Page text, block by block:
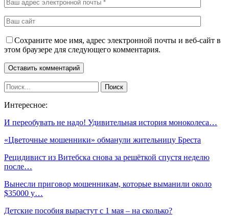
Сохраните мое имя, адрес электронной почты и веб-сайт в
этом браузере для следующего комментария.
Интересное:
И переобувать не надо! Удивительная история моноколеса…
«Цветочные мошенники» обманули жительницу Бреста
Рецидивист из Витебска снова за решёткой спустя неделю
после…
Вынесли приговор мошенникам, которые выманили около
$35000 у…
Детские пособия вырастут с 1 мая – на сколько?